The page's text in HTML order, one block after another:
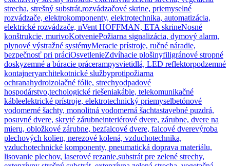
strecha, strešný substrát,rozvádzačové skrine, priemyselné
rozvádzače, elektrokomponenty, elektrotechnika, automatizácia,
elektrické rozvádzače, nVent HOFFMAN, ETA skrineNosné
konštrukcie, murivoKotveniePožiarna signalizácia, dymový alarm,
plynové výstražné systémyMeracie prístroje, ručné náradie,
bezpečnosť pri práciOsvetlenieZdvíhacie plošinyfiligránové stropné
doskyzemné a búracie prácerampysvietidlá, LED reflektorpodzemné
kontajneryarchitekotnické službyprotipožiarna
ochranahydroizolačné fólie, strechyodpadové
hospodárstvo,techologické riešeniakáble, telekomunikačné
kábleelektrické prístroje, elektrotechnický priemyselbetónové
vodomerné šachty, monolitná vodomerná šachtastavebné puzdrá,
posuvné dvere, skryté zárubneinteriérové dvere, zárubne, dvere na
mieru, obložkové zárubne, bezfalcové dvere, falcové dverevýroba
plechových kolien, nerezové kolená, vzduchotechnika,
vzduchotechnické komponenty, pneumatická doprava materiálu,
lisovanie plechov, laserové rezanie,substrát pre zelené strechy,